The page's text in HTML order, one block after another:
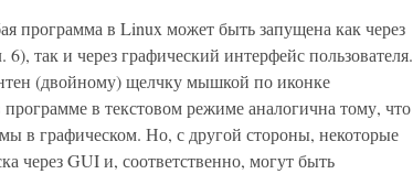
программа в Linux может быть запущена как через
так и через графический интерфейс пользователя.
(двойному) щелчку мышкой по иконке
в текстовом режиме аналогична тому, что
в графическом. Но, с другой стороны, некоторые
через GUI и, соответственно, могут быть